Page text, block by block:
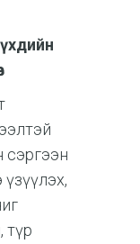
сэргээн
түр